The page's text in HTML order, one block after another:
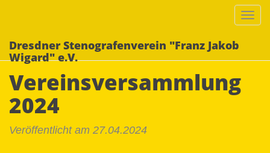
Dresdner Stenografenverein "Franz Jakob
Wigard" e.V.
Vereinsversammlung
2024
Veröffentlicht am 27.04.2024